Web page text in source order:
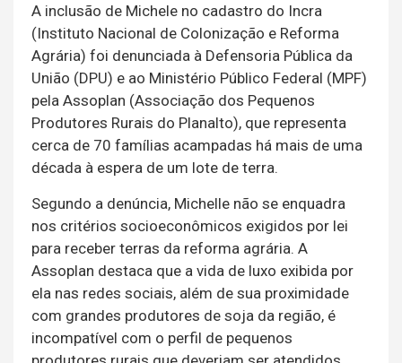
A inclusão de Michele no cadastro do Incra
(Instituto Nacional de Colonização e Reforma
Agrária) foi denunciada à Defensoria Pública da
União (DPU) e ao Ministério Público Federal (MPF)
pela Assoplan (Associação dos Pequenos
Produtores Rurais do Planalto), que representa
cerca de 70 famílias acampadas há mais de uma
década à espera de um lote de terra.
Segundo a denúncia, Michelle não se enquadra
nos critérios socioeconômicos exigidos por lei
para receber terras da reforma agrária. A
Assoplan destaca que a vida de luxo exibida por
ela nas redes sociais, além de sua proximidade
com grandes produtores de soja da região, é
incompatível com o perfil de pequenos